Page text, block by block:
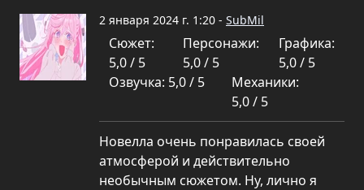
2 января 2024 г. 1:20 - SubMil
Сюжет:
5,0 / 5
Персонажи:
5,0 / 5
Графика:
5,0 / 5
Озвучка: 5,0 / 5
Механики:
5,0 / 5
Новелла очень понравилась своей
атмосферой и действительно
необычным сюжетом. Ну, лично я